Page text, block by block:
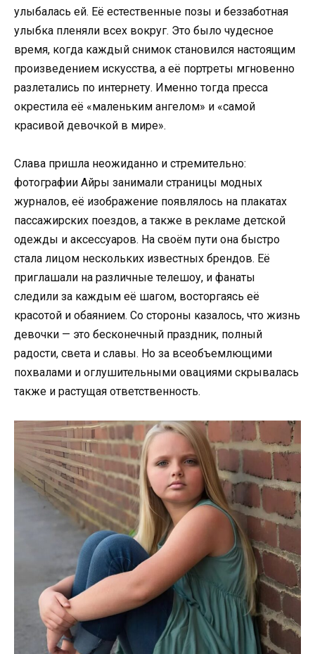
улыбалась ей. Её естественные позы и беззаботная
улыбка пленяли всех вокруг. Это было чудесное
время, когда каждый снимок становился настоящим
произведением искусства, а её портреты мгновенно
разлетались по интернету. Именно тогда пресса
окрестила её «маленьким ангелом» и «самой
красивой девочкой в мире».
Слава пришла неожиданно и стремительно:
фотографии Айры занимали страницы модных
журналов, её изображение появлялось на плакатах
пассажирских поездов, а также в рекламе детской
одежды и аксессуаров. На своём пути она быстро
стала лицом нескольких известных брендов. Её
приглашали на различные телешоу, и фанаты
следили за каждым её шагом, восторгаясь её
красотой и обаянием. Со стороны казалось, что жизнь
девочки — это бесконечный праздник, полный
радости, света и славы. Но за всеобъемлющими
похвалами и оглушительными овациями скрывалась
также и растущая ответственность.